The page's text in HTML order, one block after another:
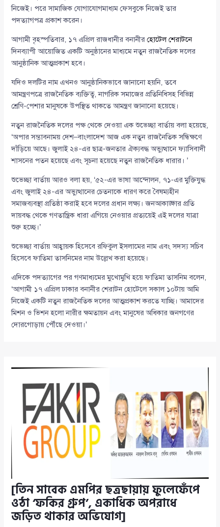
নিজেই। পরে সামাজিক যোগাযোগমাধ্যম ফেসবুকে নিজেই তার
পদত্যাগপত্র প্রকাশ করেন।
আগামী বৃহস্পতিবার, ১৭ এপ্রিল রাজধানীর বনানীরহোটেল শেরাটনে
দিনব্যাপী আয়োজিত একটি অনুষ্ঠানের মাধ্যমে নতুন রাজনৈতিক দলের
আনুষ্ঠানিক আত্মপ্রকাশ হবে।
যদিও দলটির নাম এখনও আনুষ্ঠানিকভাবে জানানো হয়নি, তবে
আমন্ত্রণপত্রে রাজনৈতিক ব্যক্তিত্ব, নাগরিক সমাজের প্রতিনিধিসহ বিভিন্ন
শ্রেণি-পেশার মানুষকে উপস্থিত থাকতে আমন্ত্রণ জানানো হয়েছে।
নতুন রাজনৈতিক দলের পক্ষ থেকে দেওয়া এক শুভেচ্ছা বার্তায় বলা হয়েছে,
‘অপার সম্ভাবনাময় দেশ–বাংলাদেশ আজ এক নতুন রাজনৈতিক সন্ধিক্ষণে
দাঁড়িয়ে আছে। জুলাই ২৪-এর ছাত্র-জনতার ঐক্যবদ্ধ অভ্যুত্থানে ফ্যাসিবাদী
শাসনের পতন হয়েছে এবং সূচনা হয়েছে নতুন রাজনৈতিক ধারার। ’
শুভেচ্ছা বার্তায় আরও বলা হয়, ‘৫২-এর ভাষা আন্দোলন, ৭১-এর মুক্তিযুদ্ধ
এবং জুলাই ২৪-এর অভ্যুত্থানের চেতনাকে ধারণ করে বৈষম্যহীন
সমাজব্যবস্থা প্রতিষ্ঠা করাই হবে দলের প্রধান লক্ষ্য। জনআকাঙ্ক্ষার প্রতি
দায়বদ্ধ থেকে গণতান্ত্রিক ধারা এগিয়ে নেওয়ার প্রত্যয়েই এই দলের যাত্রা
শুরু হচ্ছে।’
শুভেচ্ছা বার্তায় আহ্বায়ক হিসেবে রফিকুল ইসলামের নাম এবং সদস্য সচিব
হিসেবে ফাতিমা তাসনিমের নাম উল্লেখ করা হয়েছে।
এদিকে পদত্যাগের পর গণমাধ্যমের মুখোমুখি হয়ে ফাতিমা তাসনিম বলেন,
‘আগামী ১৭ এপ্রিল ঢাকার বনানীর শেরাটন হোটেলে সকাল ১০টায় আমি
নিজেই একটি নতুন রাজনৈতিক দলের আত্মপ্রকাশ করতে যাচ্ছি। আমাদের
মিশন ও ভিশন হলো নারীর ক্ষমতায়ন এবং মানুষের অধিকার জনগণের
দোরগোড়ায় পৌঁছে দেওয়া।’
[তিন সাবেক এমপির ছত্রছায়ায় ফুলেফেঁপে
ওঠা ‘ফকির গ্রুপ’, একাধিক অপরাধে
জড়িত থাকার অভিযোগ]